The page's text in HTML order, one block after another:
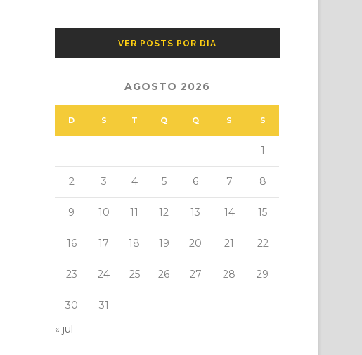
VER POSTS POR DIA
AGOSTO 2026
D S T Q Q S S
1
2 3 4 5 6 7 8
9 10 11 12 13 14 15
16 17 18 19 20 21 22
23 24 25 26 27 28 29
30
31
« jul